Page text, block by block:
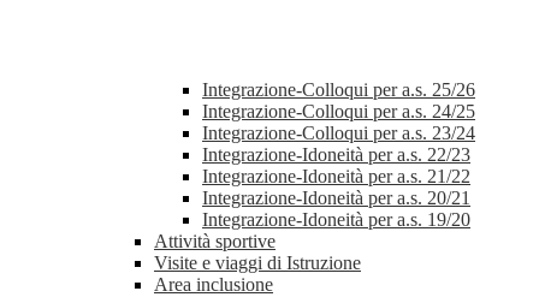
Integrazione-Colloqui per a.s. 25/26
Integrazione-Colloqui per a.s. 24/25
Integrazione-Colloqui per a.s. 23/24
Integrazione-Idoneità per a.s. 22/23
Integrazione-Idoneità per a.s. 21/22
Integrazione-Idoneità per a.s. 20/21
Integrazione-Idoneità per a.s. 19/20
Attività sportive
Visite e viaggi di Istruzione
Area inclusione